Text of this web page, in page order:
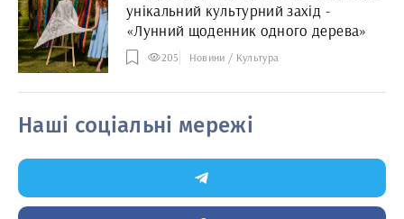
унікальний культурний захід -
«Лунний щоденник одного дерева»
205 Новини / Культура
Наші соціальні мережі